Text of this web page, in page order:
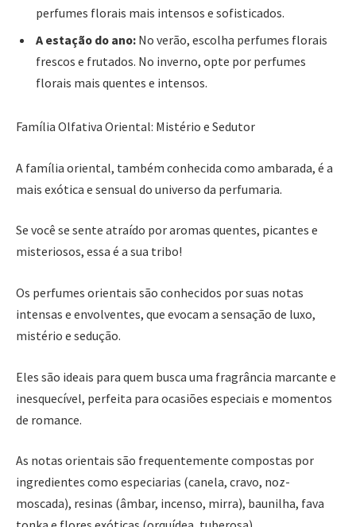
perfumes florais mais intensos e sofisticados.
A estação do ano: No verão, escolha perfumes florais
frescos e frutados. No inverno, opte por perfumes
florais mais quentes e intensos.
Família Olfativa Oriental: Mistério e Sedutor
A família oriental, também conhecida como ambarada, é a
mais exótica e sensual do universo da perfumaria.
Se você se sente atraído por aromas quentes, picantes e
misteriosos, essa é a sua tribo!
Os perfumes orientais são conhecidos por suas notas
intensas e envolventes, que evocam a sensação de luxo,
mistério e sedução.
Eles são ideais para quem busca uma fragrância marcante e
inesquecível, perfeita para ocasiões especiais e momentos
de romance.
As notas orientais são frequentemente compostas por
ingredientes como especiarias (canela, cravo, noz-
moscada), resinas (âmbar, incenso, mirra), baunilha, fava